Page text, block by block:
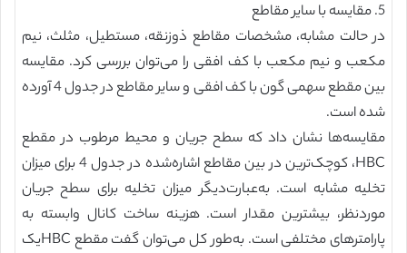
5. مقایسه با سایر مقاطع
در حالت مشابه، مشخصات مقاطع ذوزنقه، مستطیل، مثلث، نیم
مکعب و نیم مکعب با کف افقی را می‌توان بررسی کرد. مقایسه
بین مقطع سهمی گون با کف افقی و سایر مقاطع در جدول 4 آورده
شده است.
مقایسه‌ها نشان داد که سطح جریان و محیط مرطوب در مقطع
HBC، کوچک‌ترین در بین مقاطع اشاره‌شده در جدول 4 برای میزان
تخلیه مشابه است. به‌عبارت‌دیگر میزان تخلیه برای سطح جریان
موردنظر، بیشترین مقدار است. هزینه ساخت کانال وابسته به
پارامتر‌های مختلفی است. به‌طور کل می‌توان گفت مقطع HBCیک